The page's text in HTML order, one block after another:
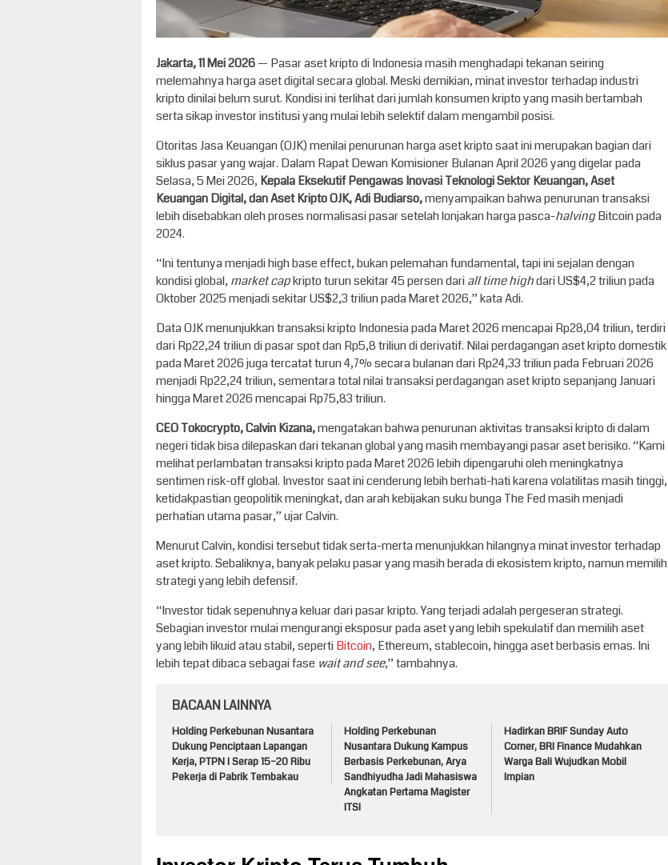
Jakarta, 11 Mei 2026— Pasar aset kripto di Indonesia masih menghadapi tekanan seiring
melemahnya harga aset digital secara global. Meski demikian, minat investor terhadap industri
kripto dinilai belum surut. Kondisi ini terlihat dari jumlah konsumen kripto yang masih bertambah
serta sikap investor institusi yang mulai lebih selektif dalam mengambil posisi.
Otoritas Jasa Keuangan (OJK) menilai penurunan harga aset kripto saat ini merupakan bagian dari
siklus pasar yang wajar. Dalam Rapat Dewan Komisioner Bulanan April 2026 yang digelar pada
Selasa, 5 Mei 2026, Kepala Eksekutif Pengawas Inovasi Teknologi Sektor Keuangan, Aset
Keuangan Digital, dan Aset Kripto OJK, Adi Budiarso,menyampaikan bahwa penurunan transaksi
lebih disebabkan oleh proses normalisasi pasar setelah lonjakan harga pasca-halvingBitcoin pada
2024.
“Ini tentunya menjadi high base effect, bukan pelemahan fundamental, tapi ini sejalan dengan
kondisi global, market capkripto turun sekitar 45 persen dariall time highdari US$4,2 triliun pada
Oktober 2025 menjadi sekitar US$2,3 triliun pada Maret 2026,” kata Adi.
Data OJK menunjukkan transaksi kripto Indonesia pada Maret 2026 mencapai Rp28,04 triliun, terdiri
dari Rp22,24 triliun di pasar spot dan Rp5,8 triliun di derivatif. Nilai perdagangan aset kripto domestik
pada Maret 2026 juga tercatat turun 4,7% secara bulanan dari Rp24,33 triliun pada Februari 2026
menjadi Rp22,24 triliun, sementara total nilai transaksi perdagangan aset kripto sepanjang Januari
hingga Maret 2026 mencapai Rp75,83 triliun.
CEO Tokocrypto, Calvin Kizana,mengatakan bahwa penurunan aktivitas transaksi kripto di dalam
negeri tidak bisa dilepaskan dari tekanan global yang masih membayangi pasar aset berisiko. “Kami
melihat perlambatan transaksi kripto pada Maret 2026 lebih dipengaruhi oleh meningkatnya
sentimen risk-off global. Investor saat ini cenderung lebih berhati-hati karena volatilitas masih tinggi,
ketidakpastian geopolitik meningkat, dan arah kebijakan suku bunga The Fed masih menjadi
perhatian utama pasar,” ujar Calvin.
Menurut Calvin, kondisi tersebut tidak serta-merta menunjukkan hilangnya minat investor terhadap
aset kripto. Sebaliknya, banyak pelaku pasar yang masih berada di ekosistem kripto, namun memilih
strategi yang lebih defensif.
“Investor tidak sepenuhnya keluar dari pasar kripto. Yang terjadi adalah pergeseran strategi.
Sebagian investor mulai mengurangi eksposur pada aset yang lebih spekulatif dan memilih aset
yang lebih likuid atau stabil, sepertiBitcoin, Ethereum, stablecoin, hingga aset berbasis emas. Ini
lebih tepat dibaca sebagai fase wait and see,” tambahnya.
BACAAN LAINNYA
Holding Perkebunan Nusantara
Dukung Penciptaan Lapangan
Kerja, PTPN I Serap 15–20 Ribu
Pekerja di Pabrik Tembakau
Holding Perkebunan
Nusantara Dukung Kampus
Berbasis Perkebunan, Arya
Sandhiyudha Jadi Mahasiswa
Angkatan Pertama Magister
ITSI
Hadirkan BRIF Sunday Auto
Corner, BRI Finance Mudahkan
Warga Bali Wujudkan Mobil
Impian